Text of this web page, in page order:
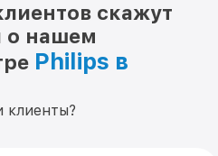
скажут
о нашем
Philips в